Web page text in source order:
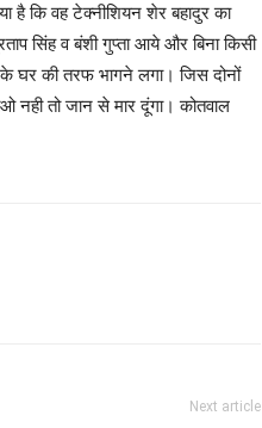
है कि वह टेक्नीशियन शेर बहादुर का
सिंह व बंशी गुप्ता आये और बिना किसी
घर की तरफ भागने लगा। जिस दोनों
नही तो जान से मार दूंगा। कोतवाल
Next article